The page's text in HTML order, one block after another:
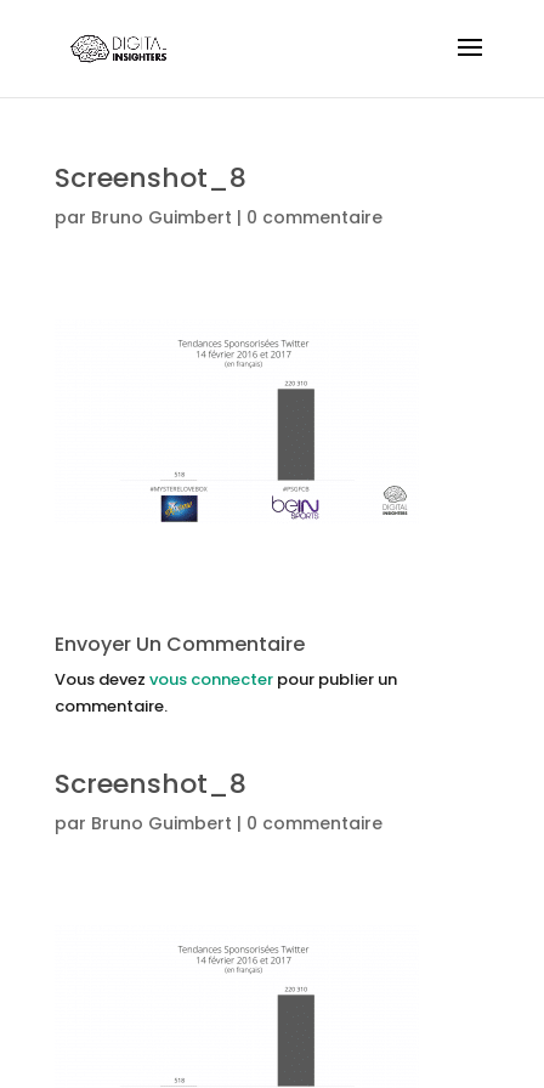
Screenshot_8
par Bruno Guimbert | 0 commentaire
Envoyer Un Commentaire
Vous devez vous connecterpour publier un
commentaire.
Screenshot_8
par Bruno Guimbert | 0 commentaire